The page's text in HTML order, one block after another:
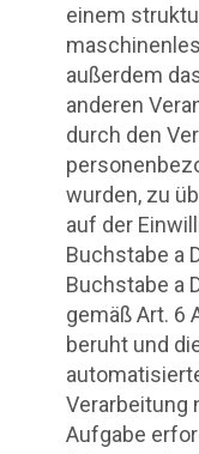
einem
außerdem
anderen
durch den
wurden, zu
auf der
Buchstabe a
Buchstabe a
gemäß Art. 6
beruht und
Verarbeitung
Aufgabe